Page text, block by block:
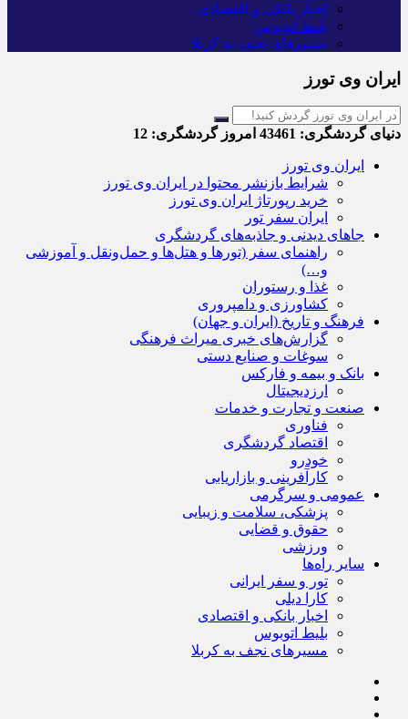
اخبار بانکی و اقتصادی
بلیط اتوبوس
مسیرهای نجف به کربلا
ایران وی تورز
دنیای گردشگری: امروز گردشگری:
ایران وی تورز
شرایط بازنشر محتوا در ایران وی تورز
خرید رپورتاژ ایران وی تورز
ایران سفر تور
جاهای دیدنی و جاذبه‌های گردشگری
راهنمای سفر (تورها و هتل‌ها و حمل‌و‌نقل و آموزشی
و…)
غذا و رستوران
کشاورزی و دامپروری
فرهنگ و تاریخ (ایران و جهان)
گزارش‌های خبری میراث فرهنگی
سوغات و صنایع دستی
بانک و بیمه و فارکس
ارزدیجیتال
صنعت و تجارت و خدمات
فناوری
اقتصاد گردشگری
خودرو
کارآفرینی و بازاریابی
عمومی و سرگرمی
پزشکی، سلامت و زیبایی
حقوق و قضایی
ورزشی
سایر راه‌ها
تور و سفر ایرانی
کارا دیلی
اخبار بانکی و اقتصادی
بلیط اتوبوس
مسیرهای نجف به کربلا